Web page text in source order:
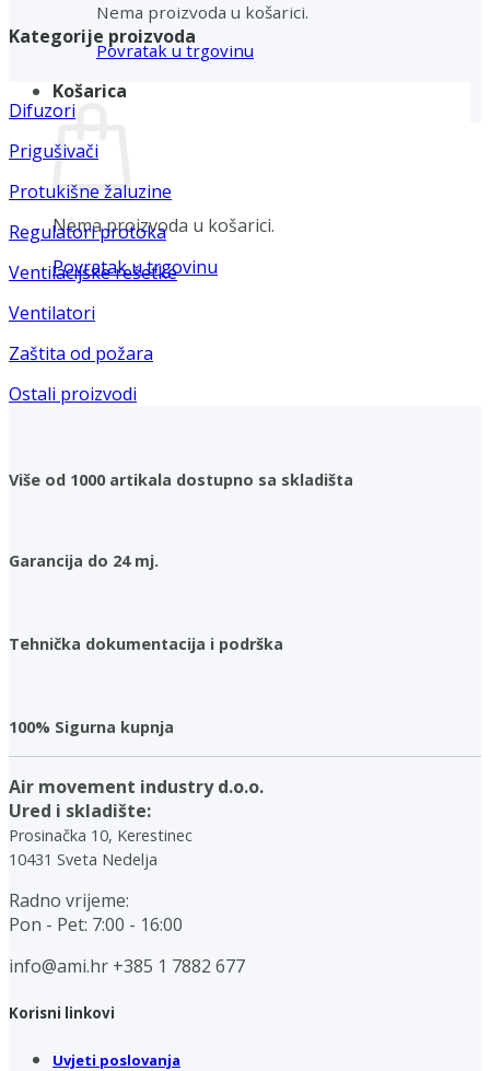
Nema proizvoda u košarici.
Povratak u trgovinu
Košarica
Nema proizvoda u košarici.
Povratak u trgovinu
Kategorije proizvoda
Difuzori
Prigušivači
Protukišne žaluzine
Regulatori protoka
Ventilacijske rešetke
Ventilatori
Zaštita od požara
Ostali proizvodi
Više od 1000 artikala dostupno sa skladišta
Garancija do 24 mj.
Tehnička dokumentacija i podrška
100% Sigurna kupnja
Air movement industry d.o.o.
Ured i skladište:
Prosinačka 10, Kerestinec
10431 Sveta Nedelja
Radno vrijeme:
Pon - Pet: 7:00 - 16:00
info@ami.hr +385 1 7882 677
Korisni linkovi
Uvjeti poslovanja